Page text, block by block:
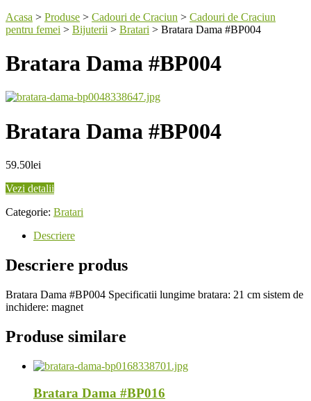
Acasa > Produse > Cadouri de Craciun > Cadouri de Craciun
pentru femei > Bijuterii > Bratari > Bratara Dama #BP004
Bratara Dama #BP004
Bratara Dama #BP004
59.50lei
Vezi detalii
Categorie: Bratari
Descriere
Descriere produs
Bratara Dama #BP004 Specificatii lungime bratara: 21 cm sistem de
inchidere: magnet
Produse similare
Bratara Dama #BP016